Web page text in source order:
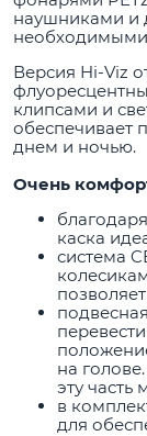
наушниками и
Версия Hi-Viz
клипсами и
обеспечивает
днем и ночью.
Очень
каска
система
на
эту часть
в
для